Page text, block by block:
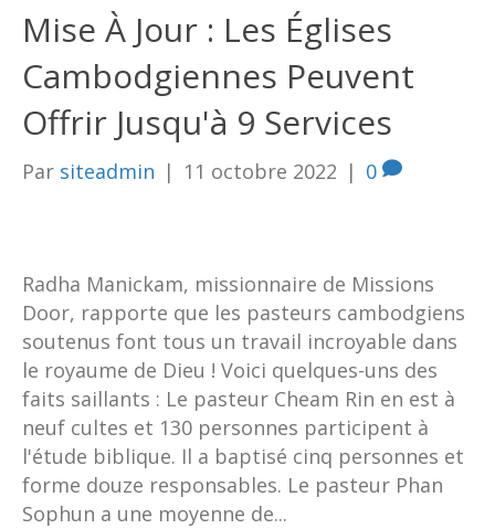
Mise À Jour : Les Églises
Cambodgiennes Peuvent
Offrir Jusqu'à 9 Services
Par siteadmin | 11 octobre 2022 | 0
Radha Manickam, missionnaire de Missions
Door, rapporte que les pasteurs cambodgiens
soutenus font tous un travail incroyable dans
le royaume de Dieu ! Voici quelques-uns des
faits saillants : Le pasteur Cheam Rin en est à
neuf cultes et 130 personnes participent à
l'étude biblique. Il a baptisé cinq personnes et
forme douze responsables. Le pasteur Phan
Sophun a une moyenne de...